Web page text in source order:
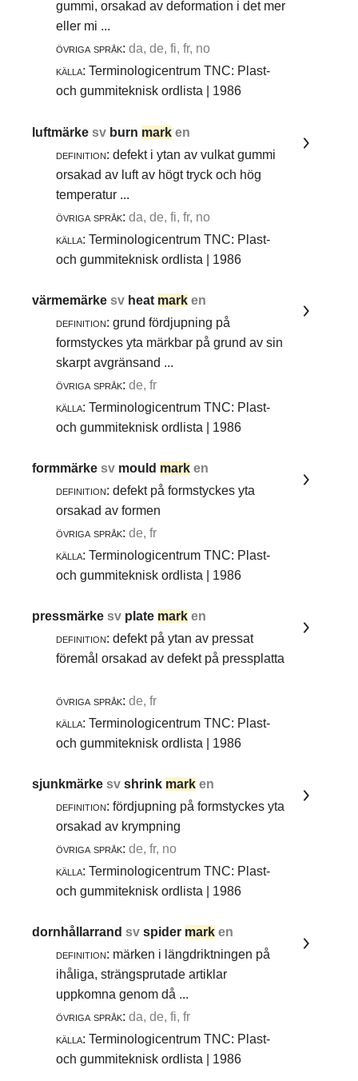
gummi, orsakad av deformation i det mer
eller mi ...
övriga språk: da, de, fi, fr, no
källa: Terminologicentrum TNC: Plast-
och gummiteknisk ordlista | 1986
luftmärkesv burn mark en
definition: defekt i ytan av vulkat gummi
orsakad av luft av högt tryck och hög
temperatur ...
övriga språk: da, de, fi, fr, no
källa: Terminologicentrum TNC: Plast-
och gummiteknisk ordlista | 1986
värmemärkesv heat mark en
definition: grund fördjupning på
formstyckes yta märkbar på grund av sin
skarpt avgränsand ...
övriga språk: de, fr
källa: Terminologicentrum TNC: Plast-
och gummiteknisk ordlista | 1986
formmärkesv mould mark en
definition: defekt på formstyckes yta
orsakad av formen
övriga språk: de, fr
källa: Terminologicentrum TNC: Plast-
och gummiteknisk ordlista | 1986
pressmärkesv plate mark en
definition: defekt på ytan av pressat
föremål orsakad av defekt på pressplatta
övriga språk: de, fr
källa: Terminologicentrum TNC: Plast-
och gummiteknisk ordlista | 1986
sjunkmärkesvshrink mark en
definition: fördjupning på formstyckes yta
orsakad av krympning
övriga språk: de, fr, no
källa: Terminologicentrum TNC: Plast-
och gummiteknisk ordlista | 1986
dornhållarrandsvspider mark en
definition: märken i längdriktningen på
ihåliga, strängsprutade artiklar
uppkomna genom då ...
övriga språk: da, de, fi, fr
källa: Terminologicentrum TNC: Plast-
och gummiteknisk ordlista | 1986